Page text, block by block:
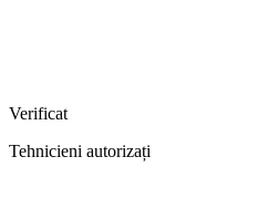
Verificat
Tehnicieni autorizați